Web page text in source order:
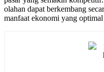
olahan dapat berkembang
manfaat ekonomi yang